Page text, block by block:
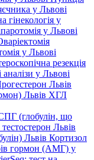
у Львові
гінекологія у
у Львові
у Львові
резекція
у Львові
Львів
Львів ХГЛ
(глобулін, що
Львів
Львів Кортизол
гормон (АМГ) у